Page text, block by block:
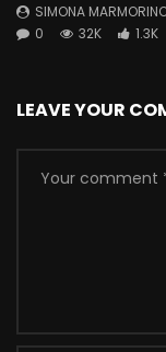
SIMONA
0
32K 1.3K
LEAVE YOUR